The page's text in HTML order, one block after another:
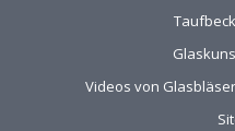
Videos von